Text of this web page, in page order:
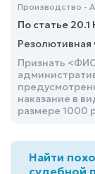
Производство -
По статье
Резолютивная
Признать
наказание в
размере 1000
Найти
судебной